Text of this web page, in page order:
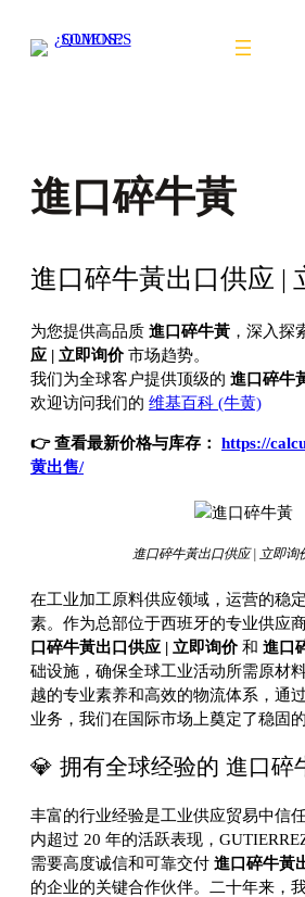
進口碎牛黃
進口碎牛黃出口供应 |
为您提供高品质 進口碎牛黃 ，深入探
应 | 立即询价 市场趋势。
我们为全球客户提供顶级的 進口碎牛
欢迎访问我们的 维基百科 (牛黄)
👉 查看最新价格与库存： https://
黄出售/
進口碎牛黃出口供应 | 立即询
在工业加工原料供应领域，运营的稳
素。作为总部位于西班牙的专业供应
口碎牛黃出口供应 | 立即询价 和 進口
础设施，确保全球工业活动所需原材
越的专业素养和高效的物流体系，通
业务，我们在国际市场上奠定了稳固的
💎 拥有全球经验的 進口碎
丰富的行业经验是工业供应贸易中信
内超过 20 年的活跃表现，
需要高度诚信和可靠交付 進口碎牛黃
的企业的关键合作伙伴。二十年来，